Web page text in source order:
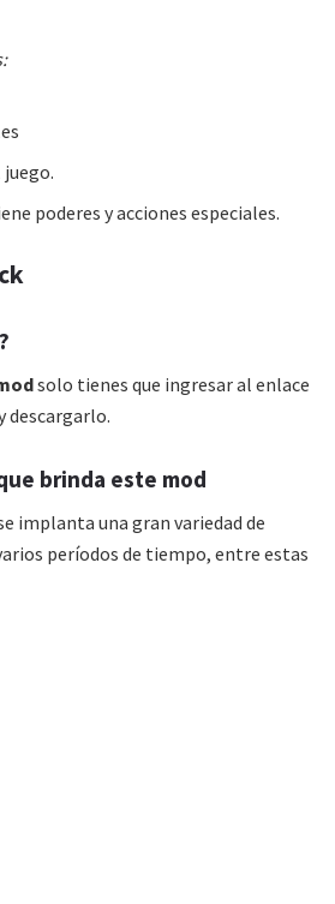
poderes y acciones especiales.
solo tienes que ingresar al enlace
descargarlo.
brinda este mod
implanta una gran variedad de
períodos de tiempo, entre estas